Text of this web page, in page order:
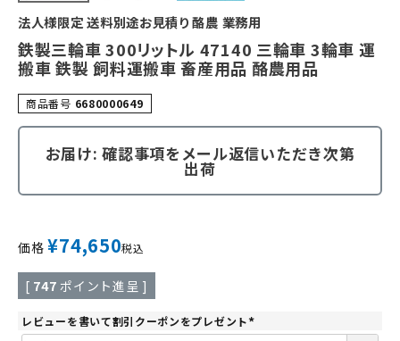
法人様限定 送料別途お見積り 酪農 業務用
鉄製三輪車 300リットル 47140 三輪車 3輪車 運
搬車 鉄製 飼料運搬車 畜産用品 酪農用品
商品番号 6680000649
お届け: 確認事項をメール返信いただき次第
出荷
価格 ¥74,650税込
[ 747 ポイント進呈 ]
レビューを書いて割引クーポンをプレゼント
(